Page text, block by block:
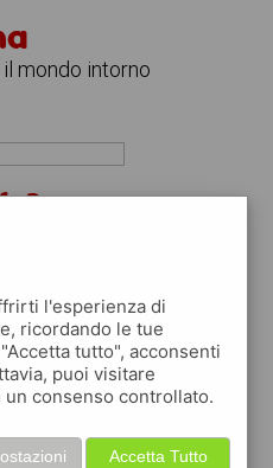
mondo intorno
app
annunci
l'esperienza di
ricordando le tue
tutto", acconsenti
puoi visitare
consenso controllato.
Accetta Tutto